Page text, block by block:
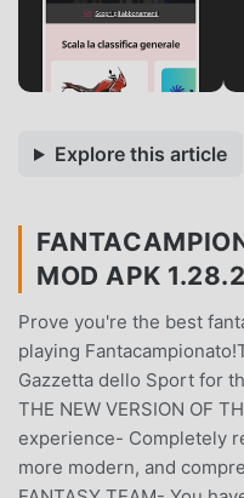
Explore this article
MOD APK
Prove you're the best
playing
Gazzetta dello Sport for
THE NEW VERSION OF
experience- Completely
more modern, and